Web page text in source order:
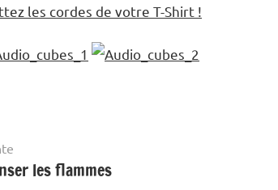
les cordes de votre T-Shirt !
les flammes